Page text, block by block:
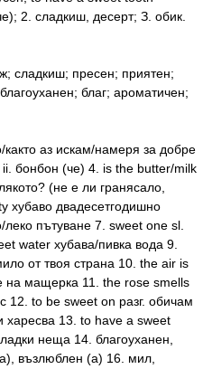
2. сладкиш, десерт; З. обик.
сладкиш; пресен; приятен;
благ; ароматичен;
аз искам/намеря за добре
бонбон (че) 4. is the butter/milk
(не е ли гранясало,
хубаво двадесетгодишно
пътуване 7. sweet one sl.
water хубава/пивка вода 9.
от твоя страна 10. the air is
на мащерка 11. the rose smells
12. to be sweet on рaзг. обичам
13. to have a sweet
неща 14. благоуханен,
възлюблен (а) 16. мил,